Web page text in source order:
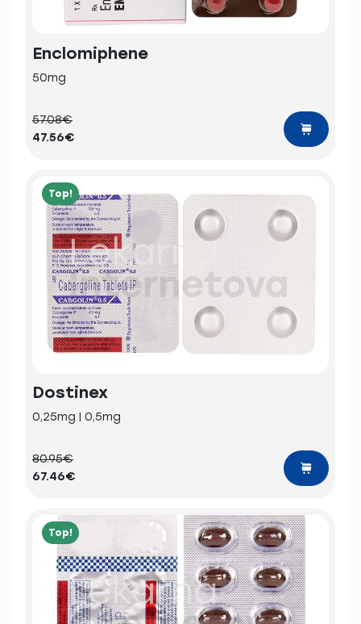
Enclomiphene
50mg
57.08€
47.56€
Top!
Dostinex
0,25mg | 0,5mg
80.95€
67.46€
Top!